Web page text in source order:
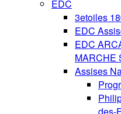
EDC
3etoiles
EDC
EDC
MARCHE
Assises